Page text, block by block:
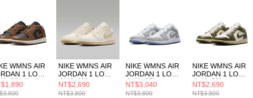
WMNS AIR
1 LOW
球鞋 棕
NIKE WMNS AIR
JORDAN 1 LOW
女 籃球鞋
DC0774112
NT$2,690
NT$3,800
NIKE WMNS AIR
JORDAN 1 LOW
女 籃球鞋
DC0774105
NT$3,040
NT$3,800
NIKE WMNS AIR
JORDAN 1 LOW
女 籃球鞋
DC0774122
NT$2,690
NT$3,800